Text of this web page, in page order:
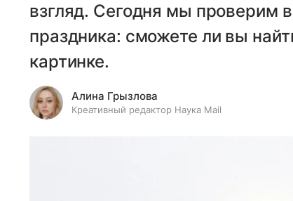
взгляд. Сегодня мы проверим
праздника: сможете ли вы
картинке.
Алина Грызлова
Креативный редактор Наука Mail